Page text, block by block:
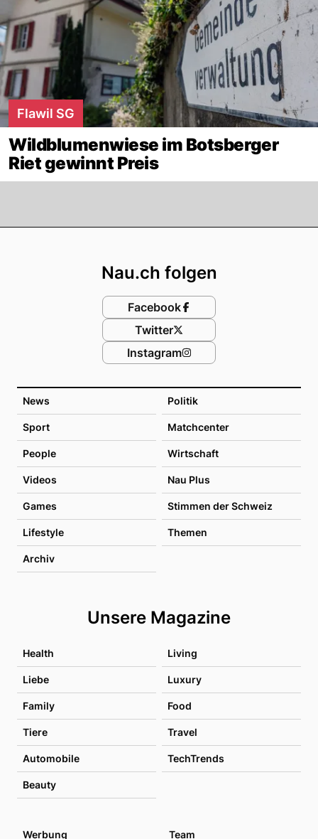
Flawil SG
Wildblumenwiese im Botsberger
Riet gewinnt Preis
News Politik
Sport Matchcenter
People Wirtschaft
Videos Nau Plus
Games Stimmen der Schweiz
Lifestyle Themen
Archiv
Unsere Magazine
Health Living
Liebe Luxury
Family Food
Tiere Travel
Automobile TechTrends
Beauty
Nau.ch folgen
Facebook
Twitter
Instagram
Werbung Team